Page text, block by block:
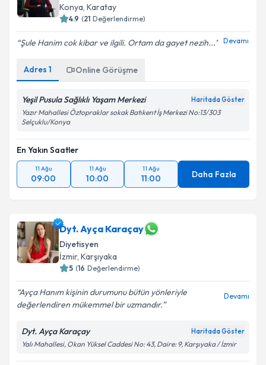
Konya Karatay
4.9 (21 Değerlendirme)
Şule Hanim cok kibar ve ilgili. Ortam da gayet nezih... Devamı
Adres 1 Online Görüşme
Yeşil Pusula Sağlıklı Yaşam Merkezi Haritada Göster
Yazır Mahallesi Öztopraklar sokak Batıkent İş Merkezi No:13/303
Selçuklu/Konya
En Yakın Saatler
11 Ağu
09:00
11 Ağu
10:00
11 Ağu
11:00 Daha Fazla
Dyt. Ayça Karaçay
Diyetisyen
İzmir, Karşıyaka
5 (16 Değerlendirme)
Ayça Hanım kişinin durumunu bütün yönleriyle
değerlendiren mükemmel bir uzmandır.
Devamı
Dyt. Ayça Karaçay Haritada Göster
Yalı Mahallesi, Okan Yüksel Caddesi No: 43, Daire: 9, Karşıyaka / İzmir